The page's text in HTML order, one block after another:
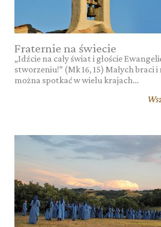
Fraternie na świecie
„Idźcie na cały świat i głoście
stworzeniu!” (Mk 16, 15) Małych braci i
można spotkać w wielu krajach…